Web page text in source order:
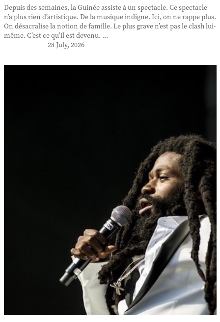
Depuis des semaines, la Guinée assiste à un spectacle. Ce spectacle
n’a plus rien d’artistique. De la musique indigne. Ici, on ne rappe plus.
On désacralise la notion de famille. Le plus grave n’est pas le clash lui-
même. C’est ce qu’il est devenu. ...
28 July, 2026